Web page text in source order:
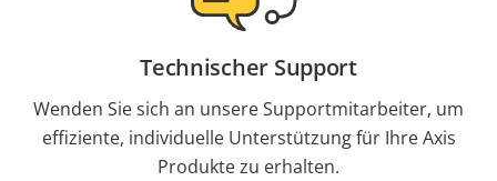
Technischer Support
Wenden Sie sich an unsere Supportmitarbeiter, um
effiziente, individuelle Unterstützung für Ihre Axis
Produkte zu erhalten.